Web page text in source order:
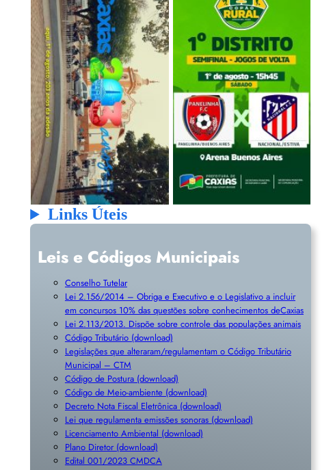
Links Úteis
Leis e Códigos Municipais
Conselho Tutelar
Lei 2.156/2014 – Obriga e Executivo e o Legislativo a incluir
em concursos 10% das questões sobre conhecimentos deCaxias
Lei 2.113/2013. Dispõe sobre controle das populações animais
Código Tributário (download)
Legislações que alteraram/regulamentam o Código Tributário
Municipal – CTM
Código de Postura (download)
Código de Meio-ambiente (download)
Decreto Nota Fiscal Eletrônica (download)
Lei que regulamenta emissões sonoras (download)
Licenciamento Ambiental (download)
Plano Diretor (download)
Edital 001/2023 CMDCA